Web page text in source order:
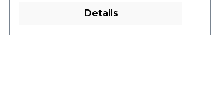
Details